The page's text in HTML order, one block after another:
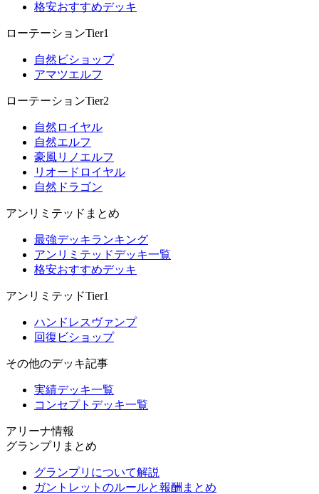
格安おすすめデッキ
ローテーションTier1
自然ビショップ
アマツエルフ
ローテーションTier2
自然ロイヤル
自然エルフ
豪風リノエルフ
リオードロイヤル
自然ドラゴン
アンリミテッドまとめ
最強デッキランキング
アンリミテッドデッキ一覧
格安おすすめデッキ
アンリミテッドTier1
ハンドレスヴァンプ
回復ビショップ
その他のデッキ記事
実績デッキ一覧
コンセプトデッキ一覧
アリーナ情報
グランプリまとめ
グランプリについて解説
ガントレットのルールと報酬まとめ